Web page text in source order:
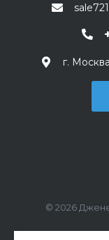
г.
© 2026